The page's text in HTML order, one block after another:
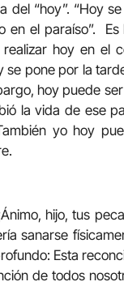
del “hoy”. “Hoy
en el paraíso”.
hoy en el
se pone por la
hoy puede
la vida de ese
yo hoy
hijo, tus
sanarse
Esta
de todos